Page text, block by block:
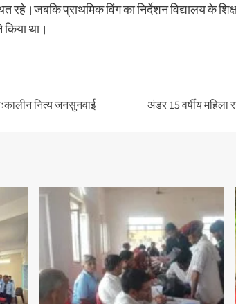
रहे।जबकि प्राथमिक विंग का निर्देशन विद्यालय के
था।
नित्य जनसुनवाई
अंडर 15 वर्षीय